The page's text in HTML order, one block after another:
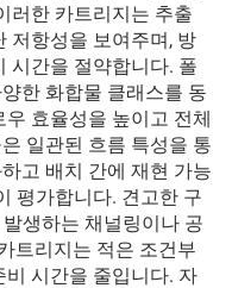
러한 카트리지는 추출
저항성을 보여주며, 방
시간을 절약합니다. 폴
한 화합물 클래스를 동
효율성을 높이고 전체
일관된 흐름 특성을 통
고 배치 간에 재현 가능
평가합니다. 견고한 구
생하는 채널링이나 공
트리지는 적은 조건부
시간을 줄입니다. 자